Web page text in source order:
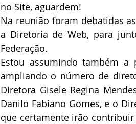
no Site, aguardem!
Na reunião foram debatidas
a Diretoria de Web, para
Federação.
Estou assumindo também
ampliando o número de
Diretora Gisele Regina
Danilo Fabiano Gomes, e o
que certamente irão